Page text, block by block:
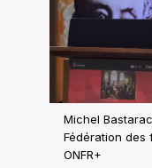
Michel
Fédération des
ONFR+